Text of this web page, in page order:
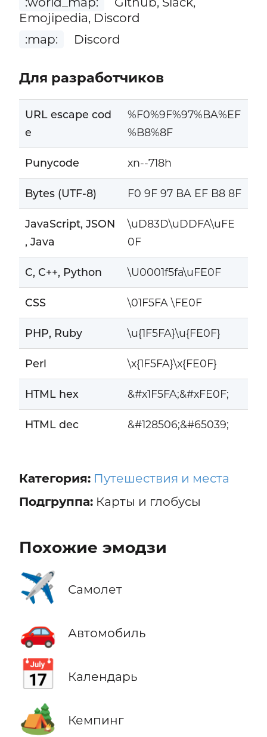
Emojipedia, Discord
:map:
Discord
Для разработчиков
URL escape cod
e
%F0%9F%97%BA%EF
%B8%8F
Punycode xn--718h
Bytes (UTF-8) F0 9F 97 BA EF B8 8F
JavaScript, JSON
, Java
\uD83D\uDDFA\uFE
0F
C, C++, Python \U0001f5fa\uFE0F
CSS \01F5FA \FE0F
PHP, Ruby \u{1F5FA}\u{FE0F}
Perl \x{1F5FA}\x{FE0F}
HTML hex &#x1F5FA;&#xFE0F;
HTML dec &#128506;&#65039;
Категория: Путешествия и места
Подгруппа:Карты и глобусы
Похожие эмодзи
✈️ Самолет
🚗 Автомобиль
📅 Календарь
🏕️ Кемпинг